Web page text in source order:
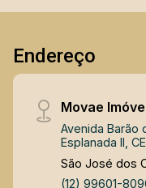
Endereço
Movae
Avenida Barão
Esplanada II,
São José dos
(12) 99601-